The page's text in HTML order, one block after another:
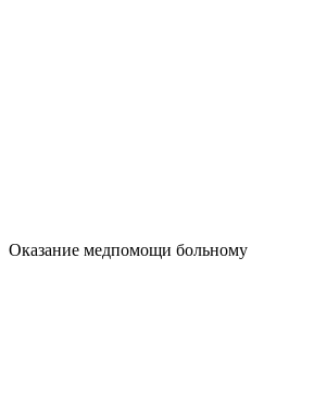
Оказание медпомощи больному